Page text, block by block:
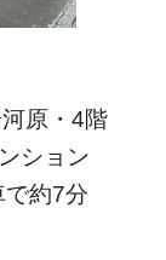
原・4階
ション
約7分